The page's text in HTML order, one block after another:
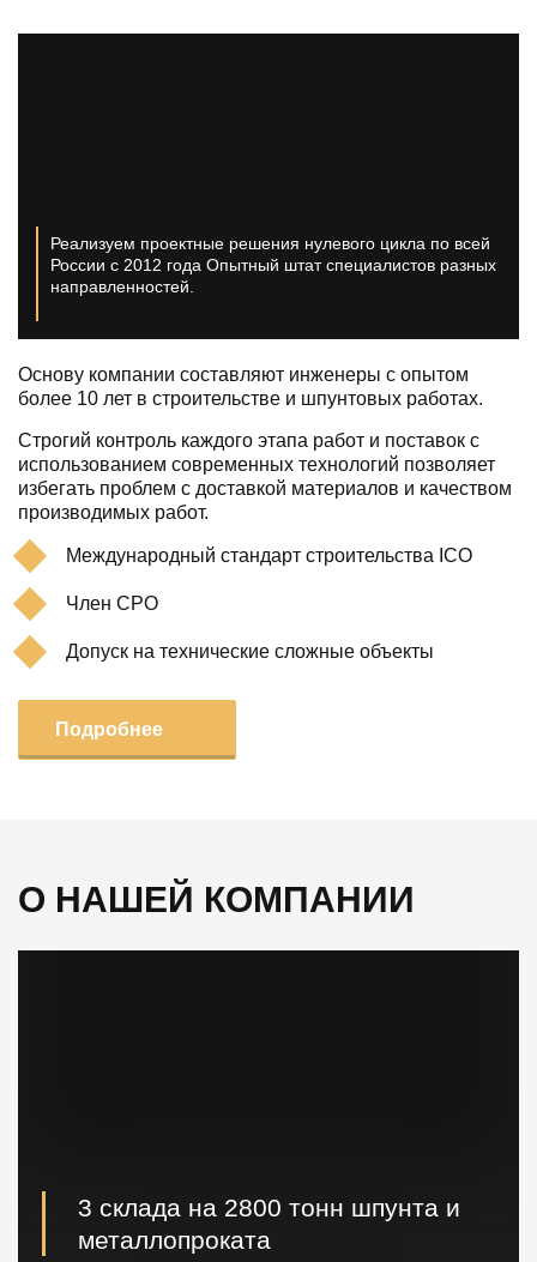
Реализуем проектные решения нулевого цикла по всей
России с 2012 года Опытный штат специалистов разных
направленностей.
Основу компании составляют инженеры с опытом
более 10 лет в строительстве и шпунтовых работах.
Строгий контроль каждого этапа работ и поставок с
использованием современных технологий позволяет
избегать проблем с доставкой материалов и качеством
производимых работ.
Международный стандарт строительства ICO
Член СРО
Допуск на технические сложные объекты
Подробнее
О НАШЕЙ КОМПАНИИ
3 склада на 2800 тонн шпунта и
металлопроката